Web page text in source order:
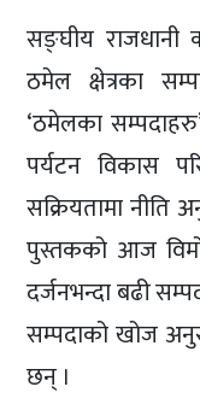
सङ्घीय राजधानी
ठमेल क्षेत्रका
‘ठमेलका
पर्यटन विकास
सक्रियतामा नीति
पुस्तकको आज
दर्जनभन्दा बढी
सम्पदाको खोज
छन् ।